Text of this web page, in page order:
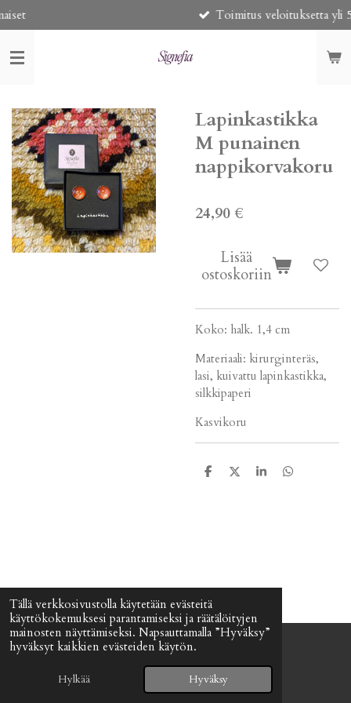
Tällä verkkosivustolla käytetään evästeitä
käyttökokemuksesi parantamiseksi ja räätälöityjen
mainosten näyttämiseksi. Napsauttamalla ”Hyväksy”
hyväksyt kaikkien evästeiden käytön.
Hylkää Hyväksy
Siirry
pääsisältöön
Toimitus veloituksetta yli 50€
Lapinkastikka
M punainen
nappikorvakoru
24,90 €
Lisää
ostoskoriin
Koko: halk. 1,4 cm
Materiaali: kirurginteräs,
lasi, kuivattu lapinkastikka,
silkkipaperi
Kasvikoru
J
J
J
J
© 2024 - 2026 Signefia
Webador